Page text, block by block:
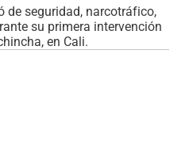
de seguridad, narcotráfico,
su primera intervención
en Cali.